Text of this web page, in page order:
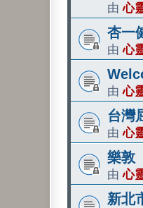
由心
杏一
由心
由心
台灣
由心
樂敦
由心
新北